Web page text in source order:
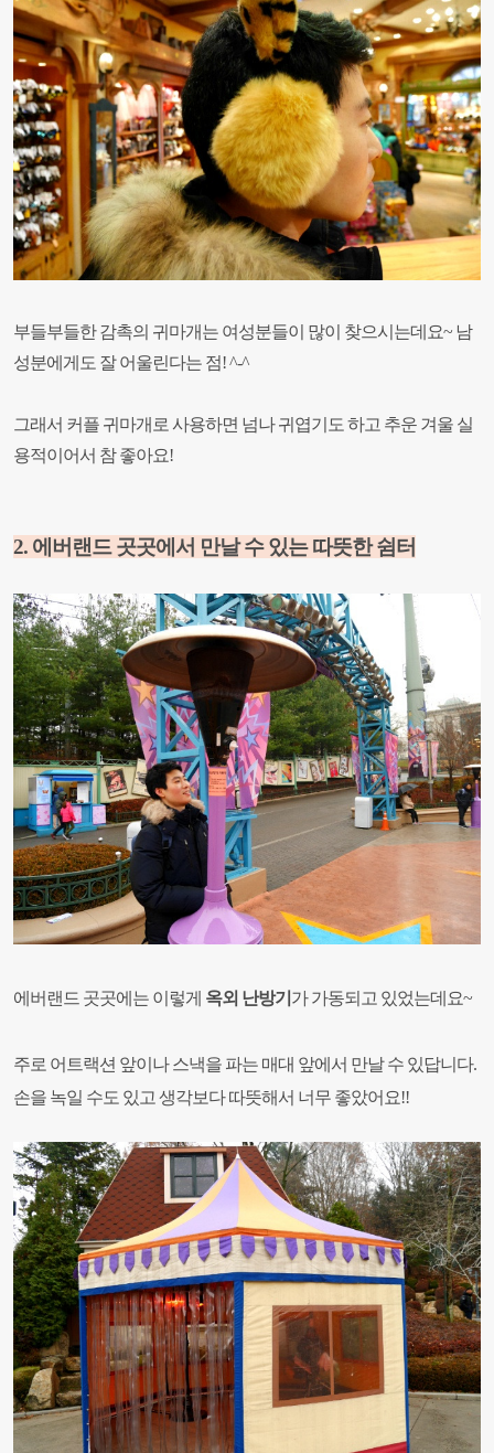
부들부들한 감촉의 귀마개는 여성분들이 많이 찾으시는데요~ 남
성분에게도 잘 어울린다는 점! ^-^
그래서 커플 귀마개로 사용하면 넘나 귀엽기도 하고 추운 겨울 실
용적이어서 참 좋아요!
2. 에버랜드 곳곳에서 만날 수 있는 따뜻한 쉼터
에버랜드 곳곳에는 이렇게 옥외 난방기 가 가동되고 있었는데요~
주로 어트랙션 앞이나 스낵을 파는 매대 앞에서 만날 수 있답니다.
손을 녹일 수도 있고 생각보다 따뜻해서 너무 좋았어요!!